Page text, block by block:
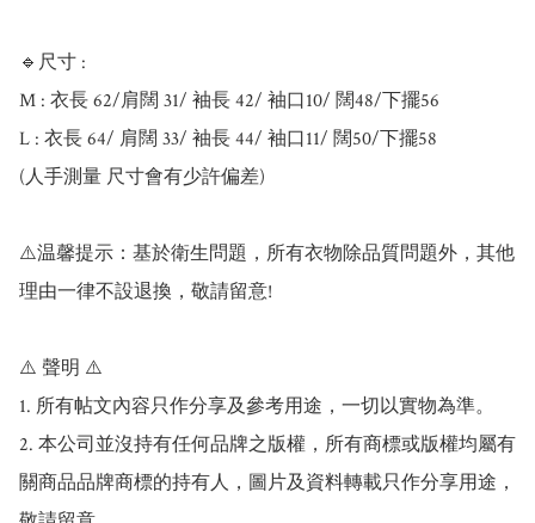
🔹尺寸 :
M : 衣長 62/肩闊 31/ 袖長 42/ 袖口10/ 闊48/下擺56
L : 衣長 64/ 肩闊 33/ 袖長 44/ 袖口11/ 闊50/下擺58
(人手測量 尺寸會有少許偏差)
⚠️温馨提示：基於衛生問題，所有衣物除品質問題外，其他
理由一律不設退換，敬請留意!
⚠️ 聲明 ⚠️
1. 所有帖文內容只作分享及參考用途，一切以實物為準。
2. 本公司並沒持有任何品牌之版權，所有商標或版權均屬有
關商品品牌商標的持有人，圖片及資料轉載只作分享用途，